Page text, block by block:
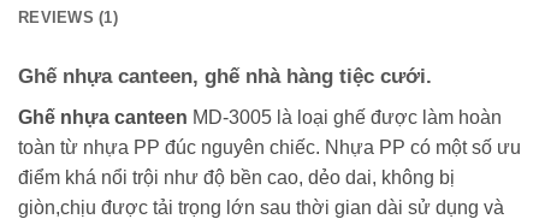
REVIEWS (1)
Ghế nhựa canteen, ghế nhà hàng tiệc cưới.
Ghế nhựa canteen MD-3005 là loại ghế được làm hoàn
toàn từ nhựa PP đúc nguyên chiếc. Nhựa PP có một số ưu
điểm khá nổi trội như độ bền cao, dẻo dai, không bị
giòn,chịu được tải trọng lớn sau thời gian dài sử dụng và